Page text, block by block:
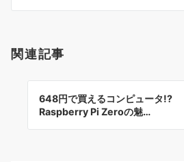
ン
関連記事
648円で買えるコンピュータ!?
Raspberry Pi Zeroの魅…